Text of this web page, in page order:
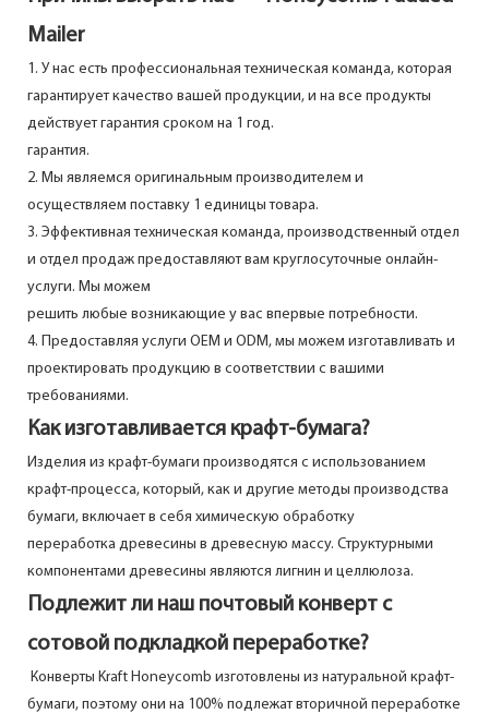
Mailer
1. У нас есть профессиональная техническая команда, которая
гарантирует качество вашей продукции, и на все продукты
действует гарантия сроком на 1 год.
гарантия.
2. Мы являемся оригинальным производителем и
осуществляем поставку 1 единицы товара.
3. Эффективная техническая команда, производственный отдел
и отдел продаж предоставляют вам круглосуточные онлайн-
услуги. Мы можем
решить любые возникающие у вас впервые потребности.
4. Предоставляя услуги OEM и ODM, мы можем изготавливать и
проектировать продукцию в соответствии с вашими
требованиями.
Как изготавливается крафт-бумага?
Изделия из крафт-бумаги производятся с использованием
крафт-процесса, который, как и другие методы производства
бумаги, включает в себя химическую обработку
переработка древесины в древесную массу. Структурными
компонентами древесины являются лигнин и целлюлоза.
Подлежит ли наш почтовый конверт с
сотовой подкладкой переработке?
Конверты Kraft Honeycomb изготовлены из натуральной крафт-
бумаги, поэтому они на 100% подлежат вторичной переработке